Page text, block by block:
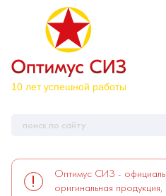
Оптимус СИЗ -
оригинальная